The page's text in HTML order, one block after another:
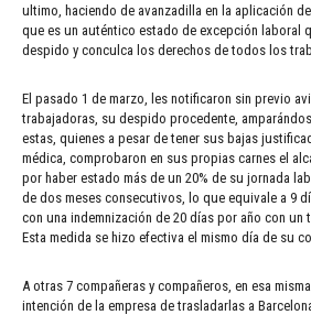
ultimo, haciendo de avanzadilla en la aplicación
que es un auténtico estado de excepción laboral
despido y conculca los derechos de todos los
El pasado 1 de marzo, les notificaron sin previo
trabajadoras, su despido procedente,
estas, quienes a pesar de tener sus bajas
médica, comprobaron en sus propias carnes el
por haber estado más de un 20% de su jornada
de dos meses consecutivos, lo que equivale a 9
con una indemnización de 20 días por año con un
Esta medida se hizo efectiva el mismo día de su
A otras 7 compañeras y compañeros, en esa
intención de la empresa de trasladarlas a